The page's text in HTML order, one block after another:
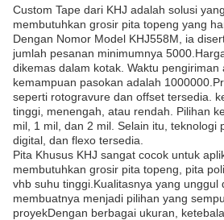
Custom Tape dari KHJ adalah solusi
membutuhkan grosir pita topeng yang
Dengan Nomor Model KHJ558M, ia
jumlah pesanan minimumnya
dikemas dalam kotak. Waktu pengiriman
kemampuan pasokan adalah
seperti rotogravure dan offset tersedia.
tinggi, menengah, atau rendah. Pilihan
mil, 1 mil, dan 2 mil. Selain itu, teknologi
digital, dan flexo tersedia.
Pita Khusus KHJ sangat cocok untuk
membutuhkan grosir pita topeng, pita
vhb suhu tinggi.Kualitasnya yang unggul
membuatnya menjadi pilihan yang
proyekDengan berbagai ukuran,